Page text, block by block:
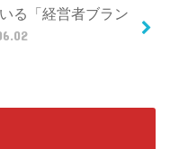
る「経営者ブラン